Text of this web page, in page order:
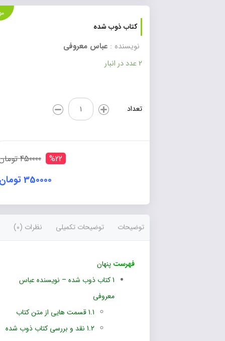
کتاب ذوب شده
موجود
نویسنده :عباس معروفی
کتاب
ذوب
450000 تومان
350000 تومان
توضیحات توضیحات تکمیلی نظرات (0)
پنهان
کتاب ذوب شده – نویسنده عباس
قسمت هایی از متن کتاب
نقد و بررسی کتاب ذوب شده